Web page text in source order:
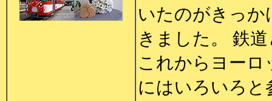
いたのがきっ
きました。 鉄
これからヨーロ
にはいろいろと